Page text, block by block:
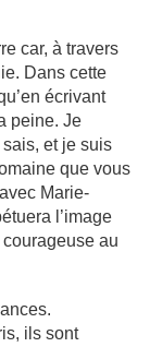
car, à travers
Dans cette
écrivant
peine. Je
sais, et je suis
que vous
Marie-
l’image
au
ils sont